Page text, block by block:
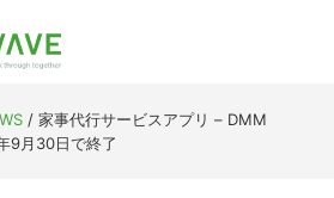
/ 家事代行サービスアプリ – DMM
9月30日で終了
キーワード